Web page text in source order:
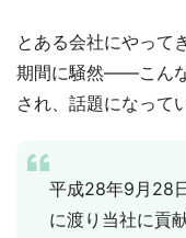
とある会社にやって
期間に騒然――こん
され、話題になって
平成28年9月28
に渡り当社に貢